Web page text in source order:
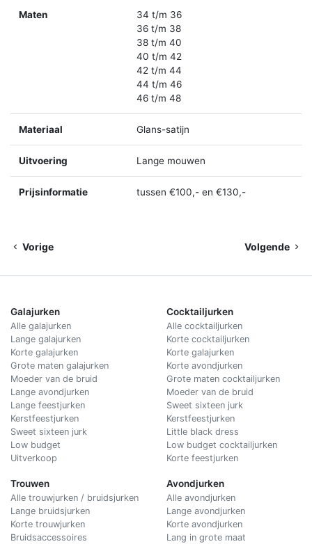
Maten
34 t/m 36
36 t/m 38
38 t/m 40
40 t/m 42
42 t/m 44
44 t/m 46
46 t/m 48
Materiaal Glans-satijn
Uitvoering Lange mouwen
Prijsinformatie tussen €100,- en €130,-
Vorige Volgende
Galajurken
Alle galajurken
Lange galajurken
Korte galajurken
Grote maten galajurken
Moeder van de bruid
Lange avondjurken
Lange feestjurken
Kerstfeestjurken
Sweet sixteen jurk
Low budget
Uitverkoop
Trouwen
Alle trouwjurken / bruidsjurken
Lange bruidsjurken
Korte trouwjurken
Bruidsaccessoires
Cocktailjurken
Alle cocktailjurken
Korte cocktailjurken
Korte galajurken
Korte avondjurken
Grote maten cocktailjurken
Moeder van de bruid
Sweet sixteen jurk
Kerstfeestjurken
Little black dress
Low budget cocktailjurken
Korte feestjurken
Avondjurken
Alle avondjurken
Lange avondjurken
Korte avondjurken
Lang in grote maat